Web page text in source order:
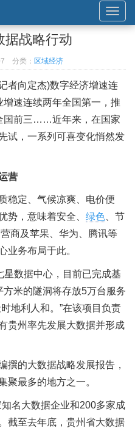
展
开
导
航
据战略行动
分类： 区域经济
者向定杰)数字经济增速连
速连续两年全国第一，推
国前三……近年来，在国家
试，一系列可喜变化悄然发
营
稳定、气候凉爽、电价便
势，意味着安全、 绿色 、节
商及苹果、华为、腾讯等
业务布局于此。
星数据中心，目前已完成基
米的隧洞将存放5万台服务
地利人和。”在该项目负责
贵州率先发展大数据并形成
撰的大数据战略发展报告，
聚最多的地方之一。
名大数据企业和200多家成
截至去年底，贵州省大数据